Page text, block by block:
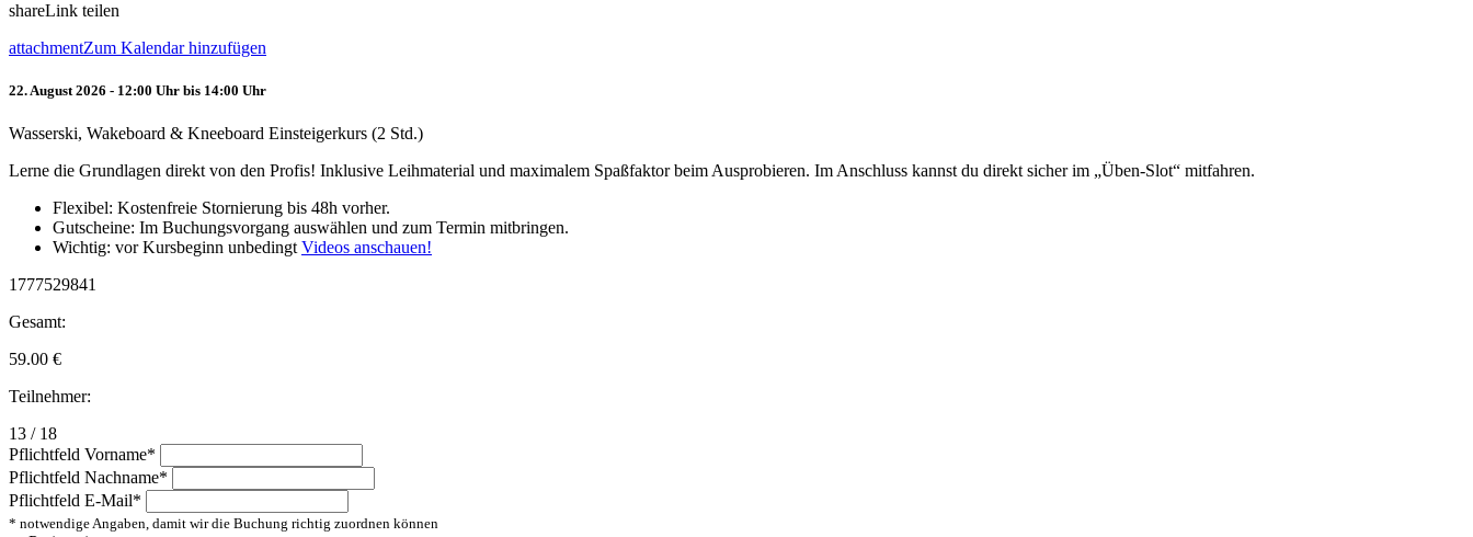
shareLink teilen
attachmentZum Kalendar hinzufügen
22. August 2026 - 12:00 Uhr bis 14:00 Uhr
Wasserski, Wakeboard & Kneeboard Einsteigerkurs (2 Std.)
Lerne die Grundlagen direkt von den Profis! Inklusive Leihmaterial und maximalem Spaßfaktor beim Ausprobieren. Im Anschluss kannst du direkt sicher im „Üben-Slot“ mitfahren.
Flexibel: Kostenfreie Stornierung bis 48h vorher.
Gutscheine: Im Buchungsvorgang auswählen und zum Termin mitbringen.
Wichtig: vor Kursbeginn unbedingtVideos anschauen!
1777529841
Gesamt:
59.00 €
Teilnehmer:
13 / 18
Pflichtfeld Vorname*
Pflichtfeld Nachname*
Pflichtfeld E-Mail*
* notwendige Angaben, damit wir die Buchung richtig zuordnen können